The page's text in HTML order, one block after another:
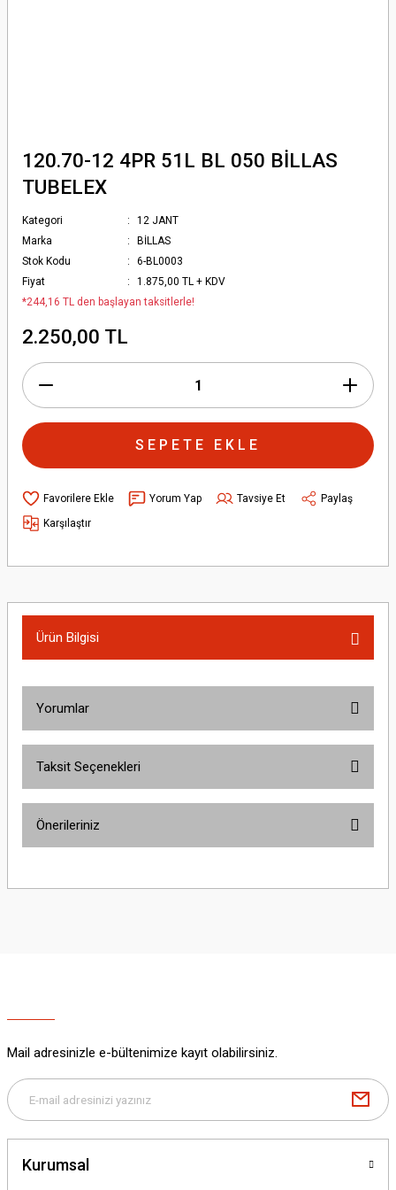
120.70-12 4PR 51L BL 050 BİLLAS
TUBELEX
Kategori
12 JANT
Marka
BİLLAS
Stok Kodu
6-BL0003
Fiyat
1.875,00 TL + KDV
*244,16 TL den başlayan taksitlerle!
2.250,00 TL
SEPETE EKLE
Yorum Yap Tavsiye Et
Paylaş
Karşılaştır
Ürün Bilgisi
Yorumlar
Taksit Seçenekleri
Önerileriniz
yetersiz gördüğünüz noktaları öneri formunu kullanarak tarafımıza
Bu ürüne benzer farklı alternatifler olmalı.
Mail adresinizle e-bültenimize kayıt olabilirsiniz.
Kurumsal